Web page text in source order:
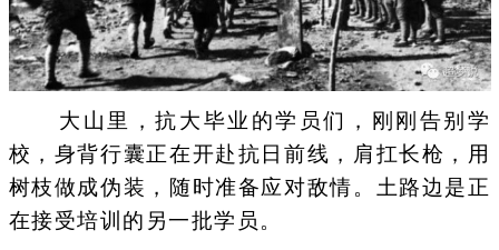
大山里，抗大毕业的学员们，刚刚告别学
校，身背行囊正在开赴抗日前线，肩扛长枪，用
树枝做成伪装，随时准备应对敌情。土路边是正
在接受培训的另一批学员。